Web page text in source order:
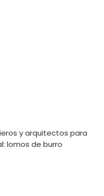
y arquitectos para
lomos de burro